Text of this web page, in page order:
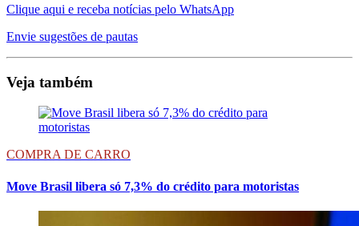
Clique aqui e receba notícias pelo WhatsApp
Envie sugestões de pautas
Veja também
COMPRA DE CARRO
Move Brasil libera só 7,3% do crédito para motoristas